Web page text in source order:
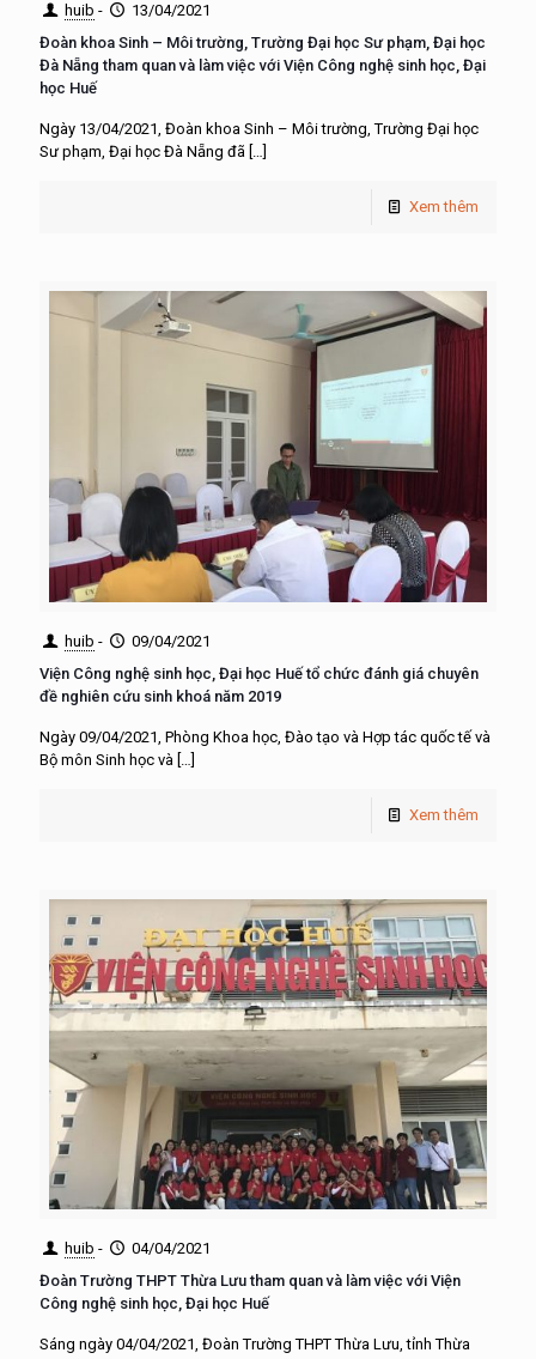
huib -
13/04/2021
Đoàn khoa Sinh – Môi trường, Trường Đại học Sư phạm, Đại học
Đà Nẵng tham quan và làm việc với Viện Công nghệ sinh học, Đại
học Huế
Ngày 13/04/2021, Đoàn khoa Sinh – Môi trường, Trường Đại học
Sư phạm, Đại học Đà Nẵng đã […]
Xem thêm
huib -
09/04/2021
Viện Công nghệ sinh học, Đại học Huế tổ chức đánh giá chuyên
đề nghiên cứu sinh khoá năm 2019
Ngày 09/04/2021, Phòng Khoa học, Đào tạo và Hợp tác quốc tế và
Bộ môn Sinh học và […]
Xem thêm
huib -
04/04/2021
Đoàn Trường THPT Thừa Lưu tham quan và làm việc với Viện
Công nghệ sinh học, Đại học Huế
Sáng ngày 04/04/2021, Đoàn Trường THPT Thừa Lưu, tỉnh Thừa